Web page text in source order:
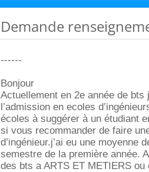
Demande
------
Bonjour
Actuellement en 2e année de
l’admission en ecoles
écoles à suggérer à un étudiant
si vous recommander de faire
d’ingénieur.j’ai eu une moyenne
semestre de la première année.
des bts a ARTS ET METIERS